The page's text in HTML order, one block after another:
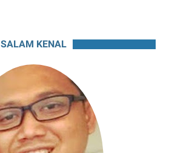
SALAM KENAL